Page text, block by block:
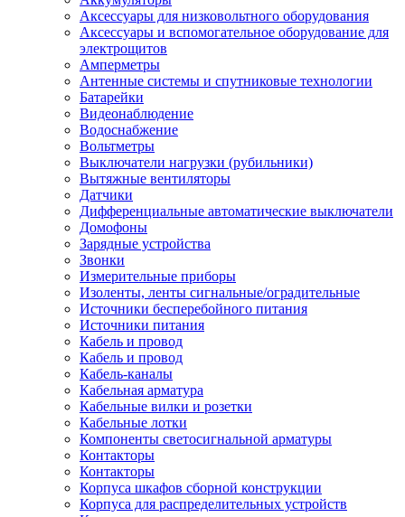
Аксессуары для низковольтного оборудования
Аксессуары и вспомогательное оборудование для
электрощитов
Амперметры
Антенные системы и спутниковые технологии
Батарейки
Видеонаблюдение
Водоснабжение
Вольтметры
Выключатели нагрузки (рубильники)
Вытяжные вентиляторы
Датчики
Дифференциальные автоматические выключатели
Домофоны
Зарядные устройства
Звонки
Измерительные приборы
Изоленты, ленты сигнальные/оградительные
Источники бесперебойного питания
Источники питания
Кабель и провод
Кабель и провод
Кабель-каналы
Кабельная арматура
Кабельные вилки и розетки
Кабельные лотки
Компоненты светосигнальной арматуры
Контакторы
Контакторы
Корпуса шкафов сборной конструкции
Корпуса для распределительных устройств